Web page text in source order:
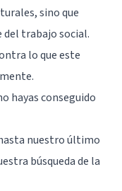
sino que
del trabajo social.
lo que este
hayas conseguido
nuestro último
búsqueda de la